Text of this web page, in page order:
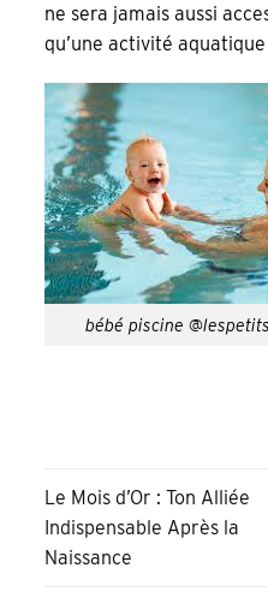
ne sera jamais aussi
qu’une activité
bébé piscine
Le Mois d’Or : Ton Alliée
Indispensable Après la
Naissance